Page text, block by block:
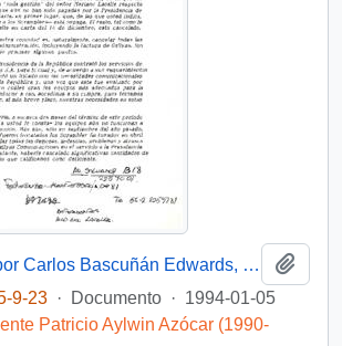
Carta enviada por Carlos Bascuñán Edwards, Jefe de Gabinete de la Presidencia, al Director Comercial de Gallyas Comunicaciones S.A., Pablo Gallyas Puffe
9-23 · Documento · 1994-01-05
Patricio Aylwin Azócar (1990-